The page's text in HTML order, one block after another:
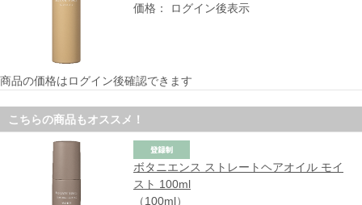
価格： ログイン後表示
商品の価格はログイン後確認できます
こちらの商品もオススメ！
ボタニエンス ストレートヘアオイル モイ
スト 100ml
（100ml）